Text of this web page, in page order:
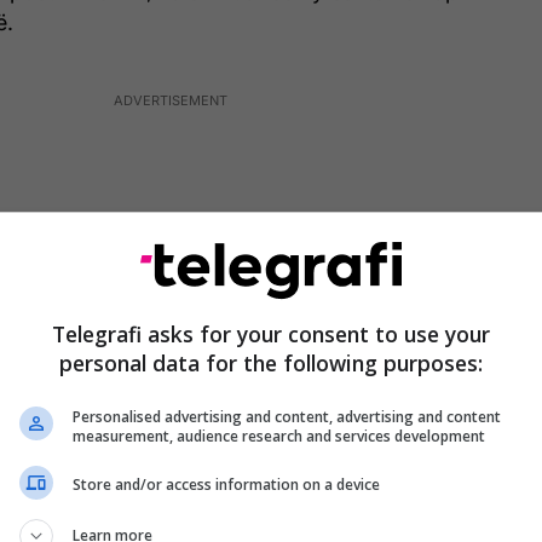
i Asamblesë Parlamentare të NATO-s
Kuvendin e Kosovës nga vëzhgues
Telegrafi asks for your consent to use your
personal data for the following purposes:
Personalised advertising and content, advertising and content
measurement, audience research and services development
Store and/or access information on a device
Learn more